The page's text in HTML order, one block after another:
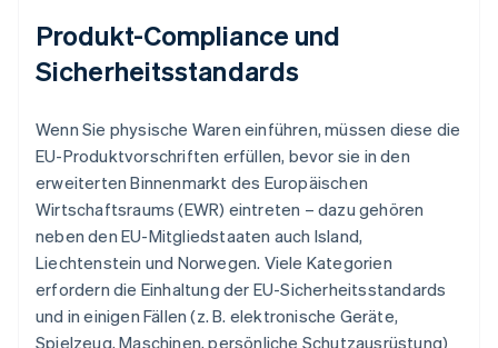
Produkt-Compliance und
Sicherheitsstandards
Wenn Sie physische Waren einführen, müssen diese die
EU-Produktvorschriften erfüllen, bevor sie in den
erweiterten Binnenmarkt des Europäischen
Wirtschaftsraums (EWR) eintreten – dazu gehören
neben den EU-Mitgliedstaaten auch Island,
Liechtenstein und Norwegen. Viele Kategorien
erfordern die Einhaltung der EU-Sicherheitsstandards
und in einigen Fällen (z. B. elektronische Geräte,
Spielzeug, Maschinen, persönliche Schutzausrüstung)